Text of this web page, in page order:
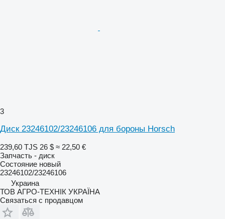
3
Диск 23246102/23246106 для бороны Horsch
239,60 TJS 26 $ ≈ 22,50 €
Запчасть - диск
Состояние новый
23246102/23246106
Украина
ТОВ АГРО-ТЕХНІК УКРАЇНА
Связаться с продавцом